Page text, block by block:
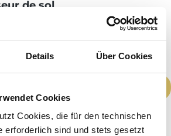
Details Über Cookies
Cookies
Cookies, die für den technischen
erforderlich sind und stets gesetzt
de sol
: Entrez la